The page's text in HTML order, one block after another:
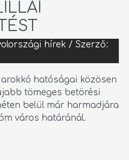
hírek / Szerző:
hatóságai közösen
tömeges betörési
belül már harmadjára
város határánál.